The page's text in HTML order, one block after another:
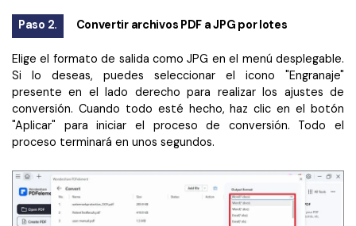
Paso 2. Convertir archivos PDF a JPG por lotes
Elige el formato de salida como JPG en el menú desplegable.
Si lo deseas, puedes seleccionar el icono "Engranaje"
presente en el lado derecho para realizar los ajustes de
conversión. Cuando todo esté hecho, haz clic en el botón
"Aplicar" para iniciar el proceso de conversión. Todo el
proceso terminará en unos segundos.